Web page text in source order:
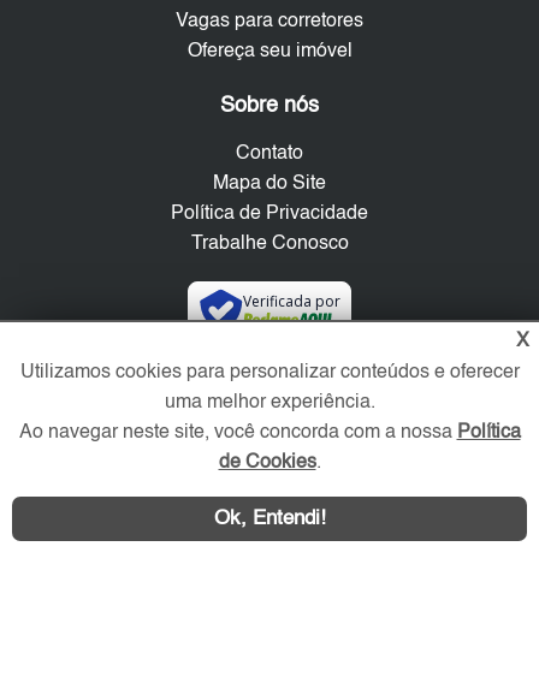
Vagas para corretores
Ofereça seu imóvel
Sobre nós
Contato
Mapa do Site
Política de Privacidade
Trabalhe Conosco
Verificada por
Redes Sociais
X
Utilizamos cookies para personalizar conteúdos e oferecer
uma melhor experiência.
Ao navegar neste site, você concorda com a nossa Política
de Cookies.
Ok, Entendi!